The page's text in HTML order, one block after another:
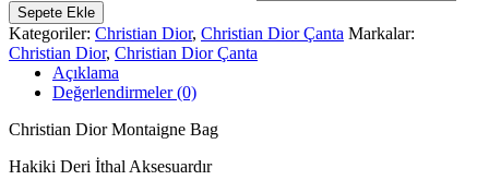
Sepete Ekle
Kategoriler: Christian Dior, Christian Dior Çanta Markalar:
Christian Dior, Christian Dior Çanta
Açıklama
Değerlendirmeler (0)
Christian Dior Montaigne Bag
Hakiki Deri İthal Aksesuardır